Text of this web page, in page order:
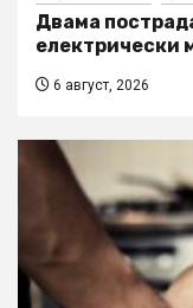
Двама
електрически
6 август, 2026